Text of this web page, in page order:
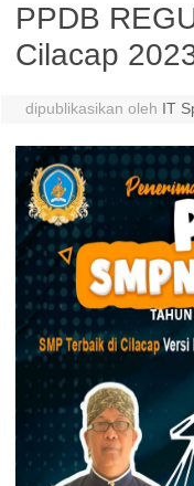
PPDB
Cilacap
dipublikasikan oleh IT